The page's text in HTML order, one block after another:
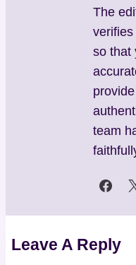
The
so that
team
Leave A Reply